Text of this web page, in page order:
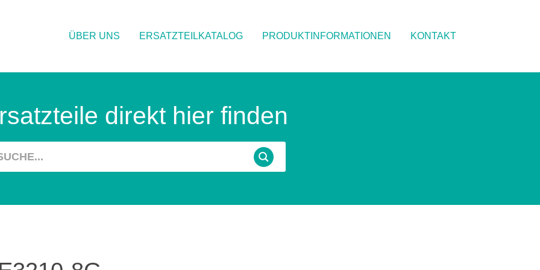
ÜBER UNS ERSATZTEILKATALOG PRODUKTINFORMATIONEN KONTAKT
direkt hier finden